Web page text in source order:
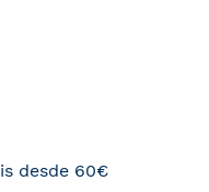
desde 60€